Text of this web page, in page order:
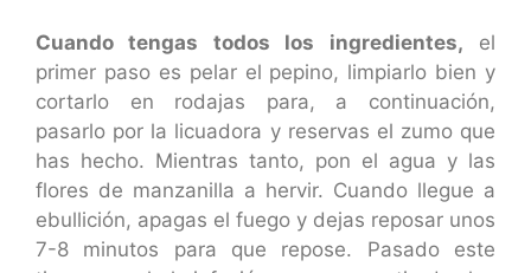
Cuando tengas todos los ingredientes, el
primer paso es pelar el pepino, limpiarlo bien y
cortarlo en rodajas para, a continuación,
pasarlo por la licuadora y reservas el zumo que
has hecho. Mientras tanto, pon el agua y las
flores de manzanilla a hervir. Cuando llegue a
ebullición, apagas el fuego y dejas reposar unos
7-8 minutos para que repose. Pasado este